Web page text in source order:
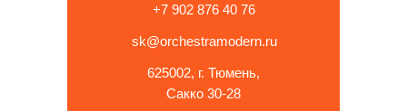
sk@orchestramodern.ru
+7 902 876 40 76
625002, г. Тюмень,
Сакко 30-28